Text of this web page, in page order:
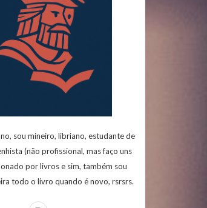
sou mineiro, libriano, estudante de
(não profissional, mas faço uns
por livros e sim, também sou
todo o livro quando é novo, rsrsrs.